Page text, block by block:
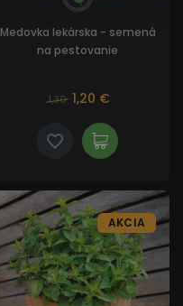
Medovka lekárska - semená
na pestovanie
1,30 1,20 €
AKCIA